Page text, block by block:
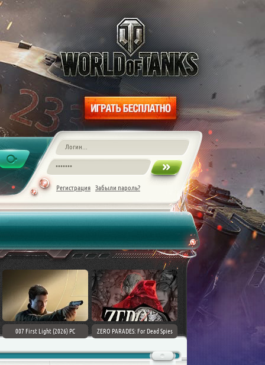
Регистрация Забыли пароль?
007 First Light (2026) PC
ZERO PARADES: For Dead Spies